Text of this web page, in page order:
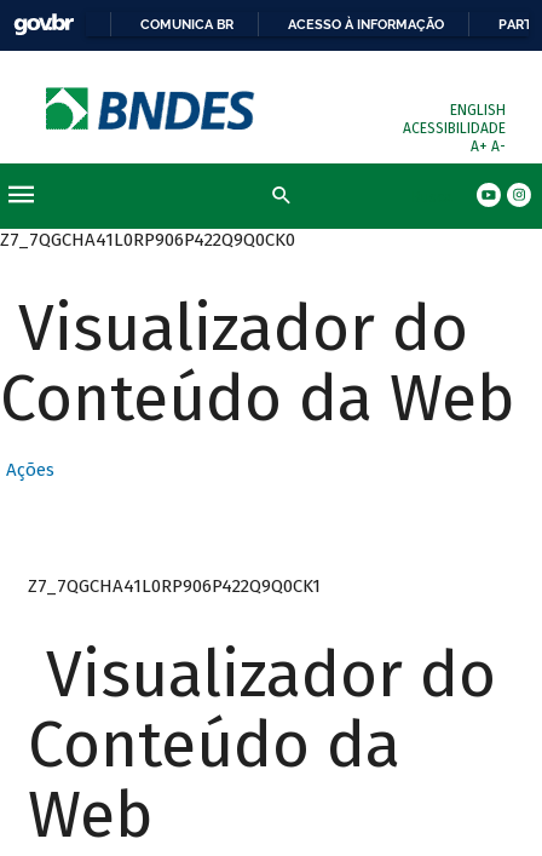
COMUNICA BR ACESSO À INFORMAÇÃO
ENGLISH
ACESSIBILIDADE
A+ A-
Z7_7QGCHA41L0RP906P422Q9Q0CK0
Visualizador do
Conteúdo da Web
Ações
Z7_7QGCHA41L0RP906P422Q9Q0CK1
Visualizador do
Conteúdo da
Web